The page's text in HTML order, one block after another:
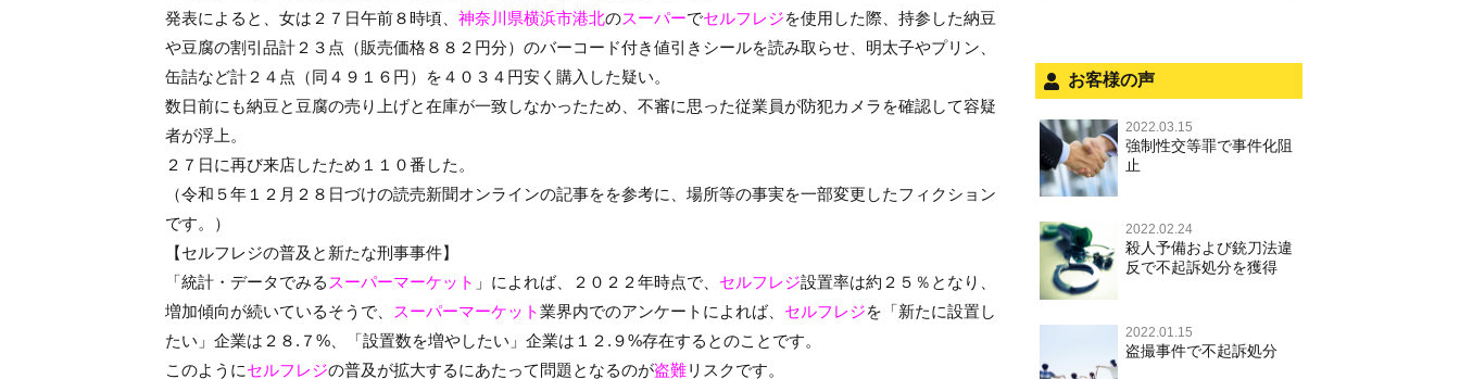
発表によると、女は２７日午前８時頃、 神奈川県横浜市港北のスーパーでセルフレジを使用した際、持参した納豆
や豆腐の割引品計２３点（販売価格８８２円分）のバーコード付き値引きシールを読み取らせ、明太子やプリン、
缶詰など計２４点（同４９１６円）を４０３４円安く購入した疑い。
数日前にも納豆と豆腐の売り上げと在庫が一致しなかったため、不審に思った従業員が防犯カメラを確認して容疑
者が浮上。
２７日に再び来店したため１１０番した。
（令和５年１２月２８日づけの読売新聞オンラインの記事をを参考に、場所等の事実を一部変更したフィクション
です。）
【セルフレジの普及と新たな刑事事件】
「統計・データでみる スーパーマーケット 」によれば、２０２２年時点で、 セルフレジ設置率は約２５％となり、
増加傾向が続いているそうで、
スーパーマーケット業界内でのアンケートによれば、 セルフレジを「新たに設置し
たい」企業は２８.７%、「設置数を増やしたい」企業は１２.９%存在するとのことです。
このようにセルフレジの普及が拡大するにあたって問題となるのが盗難リスクです。
自首・出頭の不安や悩みを解消す
るためには
ネット犯罪
児童虐待・保護責任者遺棄
文書偽造・偽造文書行使
不正競争防止法
住居侵入等
法人と刑事事件（脱税関係，従業
員逮捕，予防法務等）
面会・差し入れ
お客様の声
2022.03.15
強制性交等罪で事件化阻
止
2022.02.24
殺人予備および銃刀法違
反で不起訴処分を獲得
2022.01.15
盗撮事件で不起訴処分